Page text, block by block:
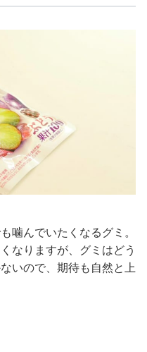
噛んでいたくなるグミ。
なりますが、グミはどう
いので、期待も自然と上